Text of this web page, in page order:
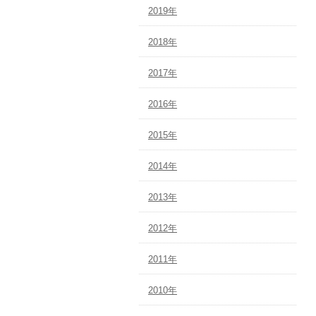
2019年
2018年
2017年
2016年
2015年
2014年
2013年
2012年
2011年
2010年